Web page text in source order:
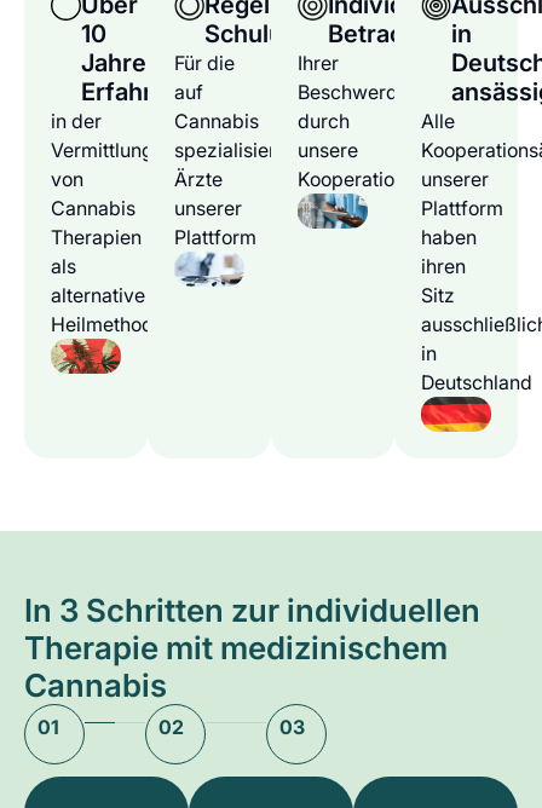
10
Jahre
Erfahrung
in der
Vermittlung
von
Cannabis
Therapien
als
alternative
Heilmethode
Schulungen
Für die
auf
Cannabis
spezialisierten
Ärzte
unserer
Plattform
Betrachtung
Ihrer
Beschwerden
durch
unsere
Kooperationsärzte
in
Alle
unserer
Plattform
haben
ihren
Sitz
in
Deutschland
In 3 Schritten zur individuellen
Therapie mit medizinischem
Cannabis
01 02 03